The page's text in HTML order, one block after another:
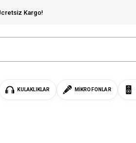
Kargo!
KULAKLIKLAR MIKROFONLAR